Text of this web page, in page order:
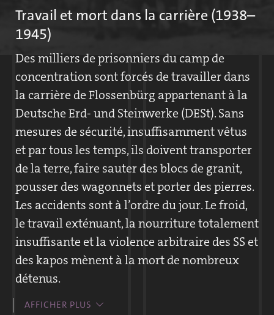
Travail et mort dans la carrière (1938–
1945)
Des milliers de prisonniers du camp de
concentration sont forcés de travailler dans
la carrière de Flossenbürg appartenant à la
Deutsche Erd- und Steinwerke (DESt). Sans
mesures de sécurité, insuffisamment vêtus
et par tous les temps, ils doivent transporter
de la terre, faire sauter des blocs de granit,
pousser des wagonnets et porter des pierres.
Les accidents sont à l’ordre du jour. Le froid,
le travail exténuant, la nourriture totalement
insuffisante et la violence arbitraire des SS et
des kapos mènent à la mort de nombreux
détenus.
Une journée de travail à la carrière dure
AFFICHER PLUS